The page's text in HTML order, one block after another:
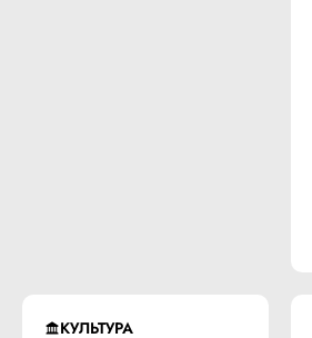
КУЛЬТУРА